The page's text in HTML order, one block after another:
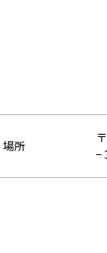
場所
−